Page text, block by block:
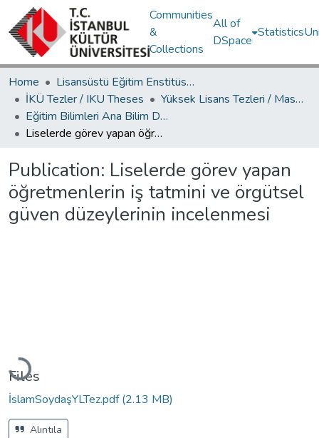
Communities
&
Collections
All of
DSpace
Statistics
Home
Lisansüstü Eğitim Enstitüsü / Postgraduate Education Institute
İKÜ Tezler / IKU Theses
Yüksek Lisans Tezleri / Master's Theses
Eğitim Bilimleri Ana Bilim Dalı / Department of Educational Sciences
Liselerde görev yapan öğretmenlerin iş tatmini ve örgütsel güven düzeylerinin incelenmesi
Publication: Liselerde görev yapan
öğretmenlerin iş tatmini ve örgütsel
güven düzeylerinin incelenmesi
Loading...
Files
İslamSoydaşYLTez.pdf(2.13 MB)
Alıntıla